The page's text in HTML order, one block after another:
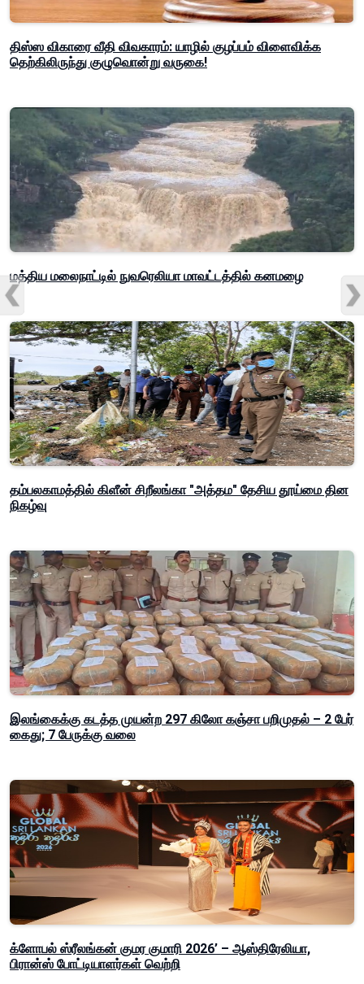
திஸ்ஸ விகாரை வீதி விவகாரம்: யாழில் குழப்பம் விளைவிக்க
தெற்கிலிருந்து குழுவொன்று வருகை!
மத்திய மலைநாட்டில் நுவரெலியா மாவட்டத்தில் கனமழை
தம்பலகாமத்தில் கிளீன் சிறீலங்கா "அத்தம" தேசிய தூய்மை தின
நிகழ்வு
இலங்கைக்கு கடத்த முயன்ற 297 கிலோ கஞ்சா பறிமுதல் – 2 பேர்
கைது; 7 பேருக்கு வலை
க்ளோபல் ஸ்ரீலங்கன் குமர குமாரி 2026’ – ஆஸ்திரேலியா,
பிரான்ஸ் போட்டியாளர்கள் வெற்றி